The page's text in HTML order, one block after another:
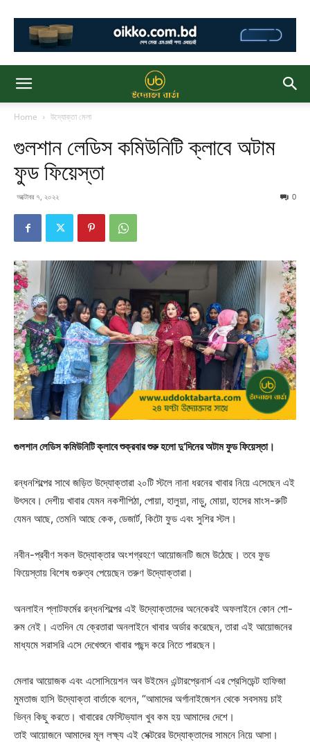
Home উদ্যোক্তা মেলা
গুলশান লেডিস কমিউনিটি ক্লাবে অটাম
ফুড ফিয়েস্তা
অক্টোবর ৭, ২০২২ 0
গুলশান লেডিস কমিউনিটি ক্লাবে শুক্রবার শুরু হলো দু’দিনের অটাম ফুড ফিয়েস্তা।
রন্ধনশিল্পের সাথে জড়িত উদ্যোক্তারা ২০টি স্টলে নানা ধরনের খাবার নিয়ে এসেছেন এই
উৎসবে। দেশীয় খাবার যেমন নকশীপিঠা, পোয়া, হালুয়া, নাড়ু, মোয়া, হাসের মাংস-রুটি
যেমন আছে, তেমনি আছে কেক, ডেজার্ট, কিটো ফুড এবং সুশির স্টল।
নবীন-প্রবীণ সকল উদ্যোক্তার অংশগ্রহণে আয়োজনটি জমে উঠেছে। তবে ফুড
ফিয়েস্তায় বিশেষ গুরুত্ব পেয়েছেন তরুণ উদ্যোক্তারা।
অনলাইন প্লাটফর্মের রন্ধনশিল্পের এই উদ্যোক্তাদের অনেকেরই অফলাইনে কোন শো-
রুম নেই। এতদিন যে ক্রেতারা অনলাইনে খাবার অর্ডার করেছেন, তারা এই আয়োজনের
মাধ্যমে সরাসরি এসে দেখেশুনে খাবার পছন্দ করে নিতে পারছেন।
মেলার আয়োজক এবং এসোসিয়েশন অব উইমেন এন্টারপ্রেনার্স এর প্রেসিডেন্ট হাফিজা
মুমতাজ হাসি উদ্যোক্তা বার্তাকে বলেন, “আমাদের অর্গানাইজেশন থেকে সবসময় চাই
ভিন্ন কিছু করতে। খাবারের ফেস্টিভ্যাল খুব কম হয় আমাদের দেশে।
তাই আয়োজনে আমাদের মূল লক্ষ্য এই সেক্টরের উদ্যোক্তাদের সামনে নিয়ে আসা।